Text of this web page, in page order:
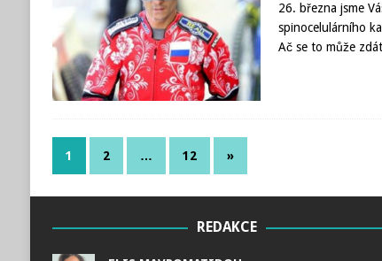
26. března jsme
spinocelulárního
Ač se to může
1 2 … 12 »
REDAKCE